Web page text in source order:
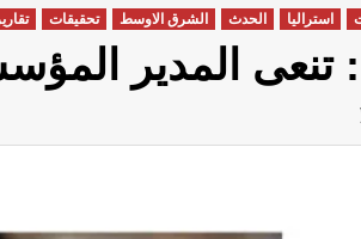
استراليا الحدث الشرق الاوسط تحقيقات
: تنعى المدير